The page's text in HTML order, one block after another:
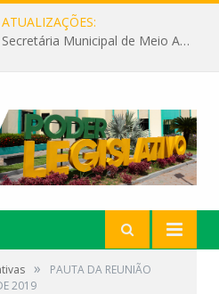
Câmara recebe palestra da Secretária Municipal de Meio Ambiente sobre as ações da “SEMANA DO MEIO AMBIENTE”
»
PAUTA DA REUNIÃO
2019